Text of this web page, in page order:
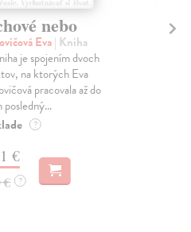
nebo
Eva| Kniha
je spojením dvoch
na ktorých Eva
pracovala až do
posledný...
?
€
€ ?